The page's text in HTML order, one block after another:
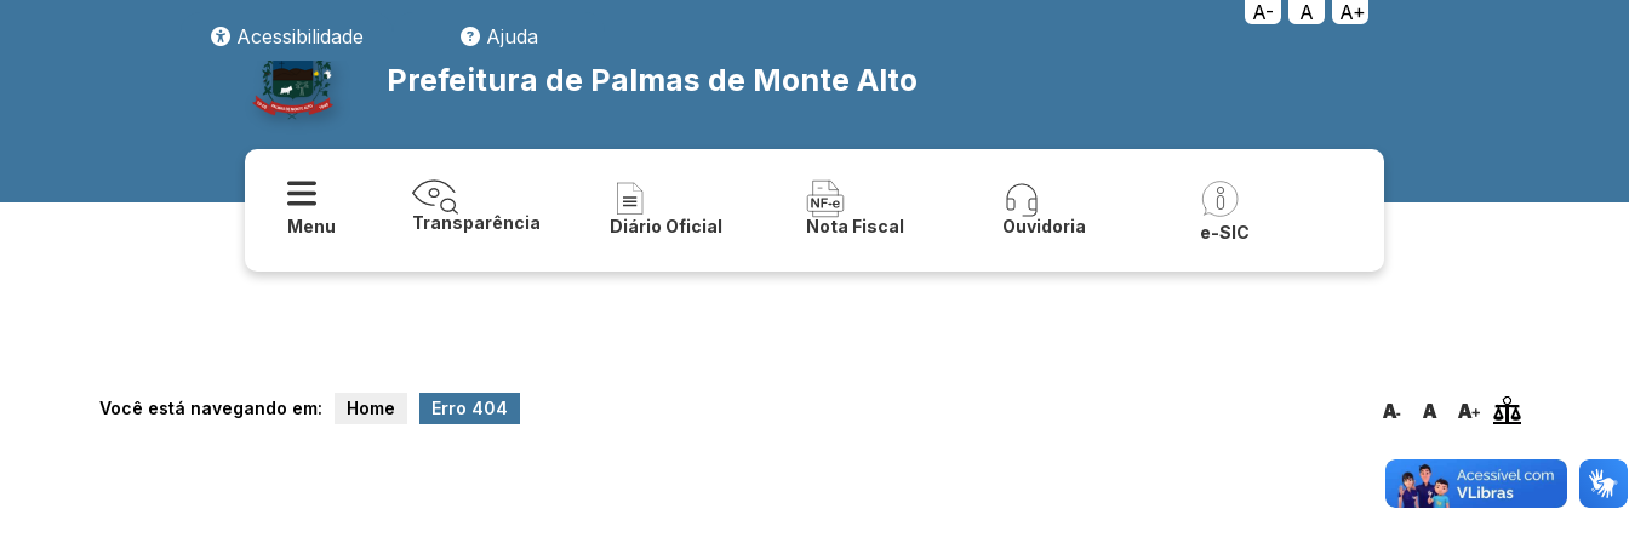
A- A
A+
Acessibilidade
Ajuda
Prefeitura de Palmas de Monte Alto
Menu Transparência Diário Oficial Nota Fiscal Ouvidoria e-SIC
Você está navegando em: Home Erro 404